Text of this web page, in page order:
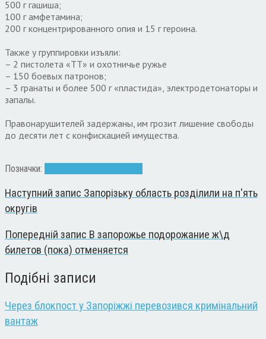
500 г гашиша;
100 г амфетамина;
200 г концентрированного опия и 15 г героина.
Также у группировки изъяли:
– 2 пистолета «ТТ» и охотничье ружье
– 150 боевых патронов;
– 3 гранаты и более 500 г «пластида», электродетонаторы и
запалы.
Правонарушителей задержаны, им грозит лишение свободы
до десяти лет с конфискацией имущества.
Позначки:
Наступний запис Запорізьку область розділили на п'ять
округів
Попередній запис В запорожье подорожание ж\д
билетов (пока) отменяется
Подібні записи
Через блокпост у Запоріжжі перевозився кримінальний
вантаж